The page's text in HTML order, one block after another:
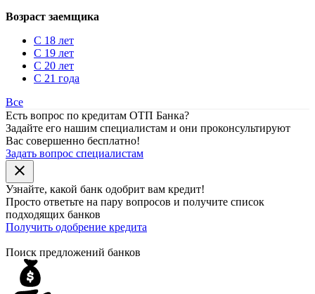
Возраст заемщика
С 18 лет
С 19 лет
С 20 лет
С 21 года
Все
Есть вопрос по кредитам ОТП Банка?
Задайте его нашим специалистам и они проконсультируют
Вас совершенно бесплатно!
Задать вопрос специалистам
close
Узнайте, какой банк одобрит вам кредит!
Просто ответьте на пару вопросов и получите список
подходящих банков
Получить одобрение кредита
Поиск предложений банков